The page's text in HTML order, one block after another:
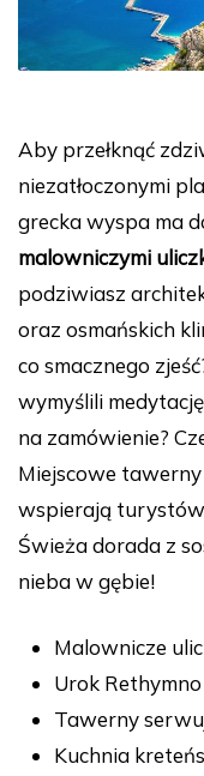
Aby przełknąć
niezatłoczonymi
grecka wyspa ma
malowniczymi
podziwiasz
oraz osmańskich
co smacznego
wymyślili
na zamówienie?
Miejscowe
wspierają turystów
Świeża dorada z
nieba w gębie!
Malownicze
Urok Rethymno
Tawerny
Kuchnia